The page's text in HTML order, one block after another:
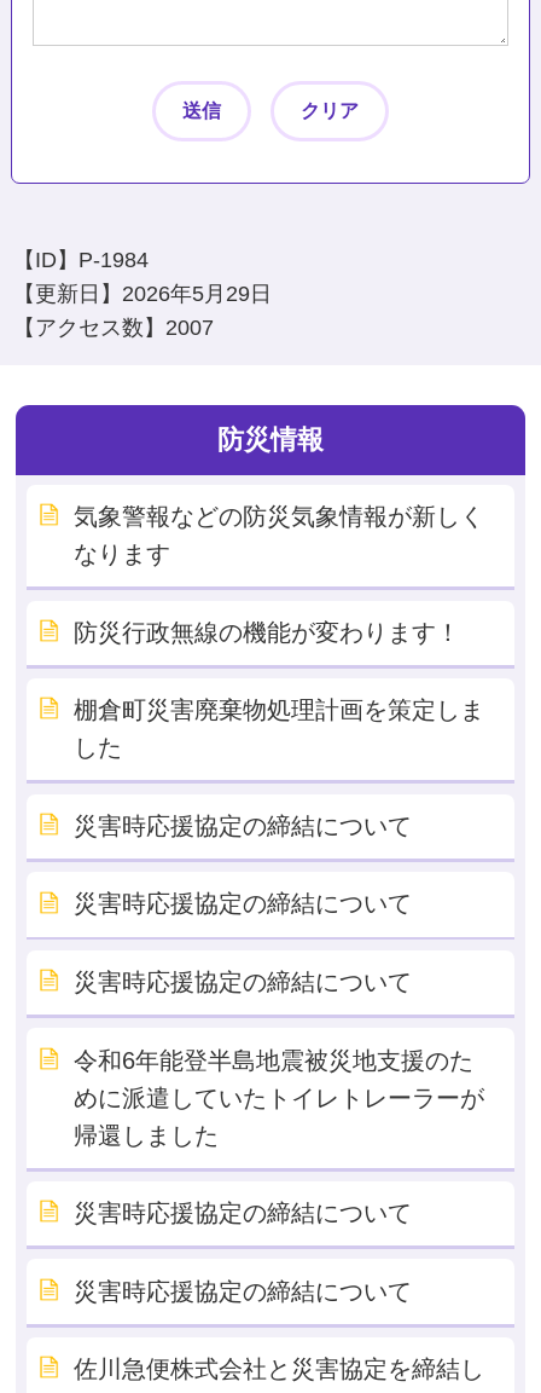
【ID】 P-1984
【更新日】 2026年5月29日
【アクセス数】 2007
防災情報
気象警報などの防災気象情報が新しく
なります
防災行政無線の機能が変わります！
棚倉町災害廃棄物処理計画を策定しま
した
災害時応援協定の締結について
災害時応援協定の締結について
災害時応援協定の締結について
令和6年能登半島地震被災地支援のた
めに派遣していたトイレトレーラーが
帰還しました
災害時応援協定の締結について
災害時応援協定の締結について
佐川急便株式会社と災害協定を締結し